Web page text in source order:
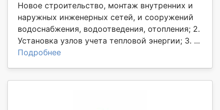
Новое строительство, монтаж внутренних и
наружных инженерных сетей, и сооружений
водоснабжения, водоотведения, отопления; 2.
Установка узлов учета тепловой энергии; 3. ...
Подробнее